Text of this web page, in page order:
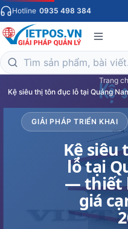
Hotline 0935 498 384
Trang
Kệ siêu thị tôn đục lỗ tại Quảng
GIẢI PHÁP TRIỂN KHAI
Kệ siêu
lỗ tại
— thiết
giá